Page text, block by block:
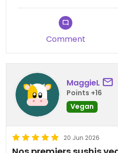
Comment
MaggieL
Points +16
Vegan
20 Jun 2026